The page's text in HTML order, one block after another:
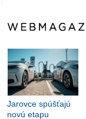
Jarovce spúšťajú
novú etapu